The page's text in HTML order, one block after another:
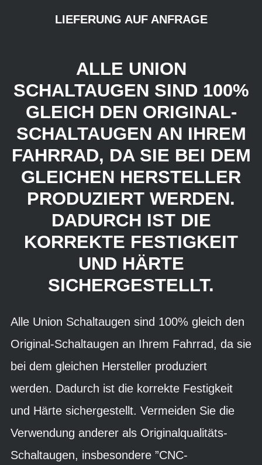
LIEFERUNG AUF ANFRAGE
ALLE UNION
SCHALTAUGEN SIND 100%
GLEICH DEN ORIGINAL-
SCHALTAUGEN AN IHREM
FAHRRAD, DA SIE BEI DEM
GLEICHEN HERSTELLER
PRODUZIERT WERDEN.
DADURCH IST DIE
KORREKTE FESTIGKEIT
UND HÄRTE
SICHERGESTELLT.
Alle Union Schaltaugen sind 100% gleich den
Original-Schaltaugen an Ihrem Fahrrad, da sie
bei dem gleichen Hersteller produziert
werden. Dadurch ist die korrekte Festigkeit
und Härte sichergestellt. Vermeiden Sie die
Verwendung anderer als Originalqualitäts-
Schaltaugen, insbesondere ”CNC-